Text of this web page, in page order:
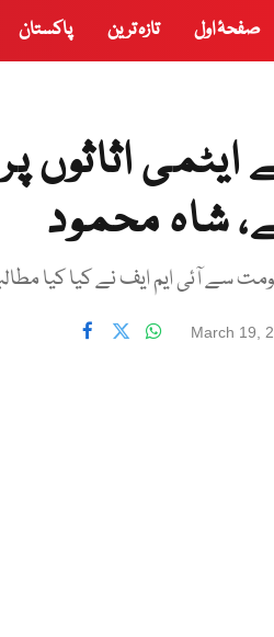
صفحۂ اول تازہ ترین پاکستان
ایٹمی اثاثوں
شاہ محمود
سے آئی ایم ایف نے کیا کیا
March 19,